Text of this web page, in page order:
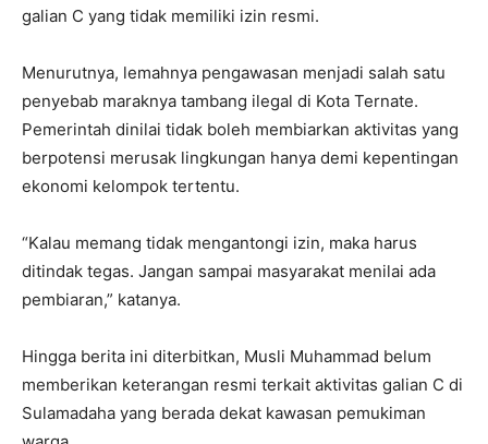
galian C yang tidak memiliki izin resmi.
Menurutnya, lemahnya pengawasan menjadi salah satu
penyebab maraknya tambang ilegal di Kota Ternate.
Pemerintah dinilai tidak boleh membiarkan aktivitas yang
berpotensi merusak lingkungan hanya demi kepentingan
ekonomi kelompok tertentu.
“Kalau memang tidak mengantongi izin, maka harus
ditindak tegas. Jangan sampai masyarakat menilai ada
pembiaran,” katanya.
Hingga berita ini diterbitkan, Musli Muhammad belum
memberikan keterangan resmi terkait aktivitas galian C di
Sulamadaha yang berada dekat kawasan pemukiman